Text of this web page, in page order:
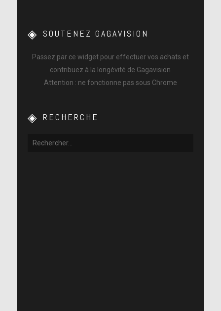
SOUTENEZ GAGAVISION
Passez par ce widget pour effectuer vos achats et
contribuez à la longévité de Gagavision
Attention : ne fonctionne pas sous Chrome
RECHERCHE